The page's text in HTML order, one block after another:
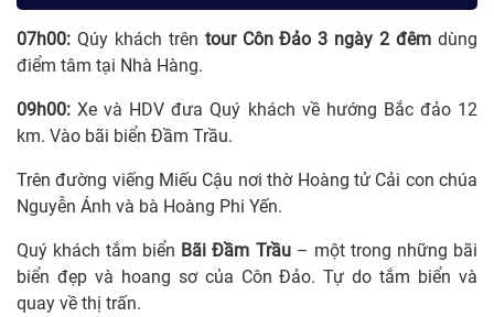
07h00: Qúy khách trên tour Côn Đảo 3 ngày 2 đêm dùng
điểm tâm tại Nhà Hàng.
09h00: Xe và HDV đưa Quý khách về hướng Bắc đảo 12
km. Vào bãi biển Đầm Trầu.
Trên đường viếng Miếu Cậu nơi thờ Hoàng tử Cải con chúa
Nguyễn Ánh và bà Hoàng Phi Yến.
Quý khách tắm biển Bãi Đầm Trầu– một trong những bãi
biển đẹp và hoang sơ của Côn Đảo. Tự do tắm biển và
quay về thị trấn.